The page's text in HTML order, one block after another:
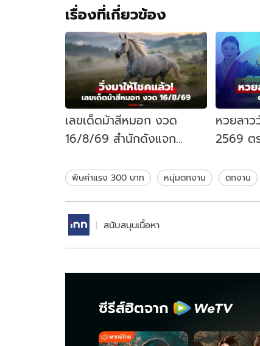
เรื่องที่เกี่ยวข้อง
เลขเด็ดม้าสีหมอก งวด
16/8/69 สำนักดังแจก
69
หวยลา
2569 ต
อะไร
พิษค่าแรง 300 บาท หนุ่มตกงาน ตกงาน
สนับสนุนเนื้อหา
ซีรีส์ฮิตจาก